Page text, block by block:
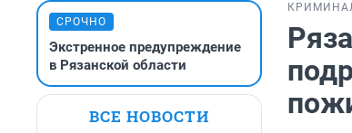
СРОЧНО
Экстренное предупреждение
в Рязанской области
ВСЕ НОВОСТИ